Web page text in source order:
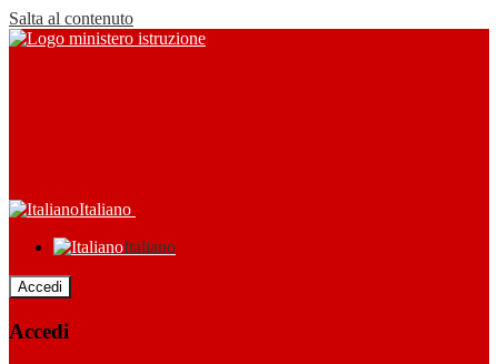
Salta al contenuto
Italiano
Italiano
Accedi
Accedi